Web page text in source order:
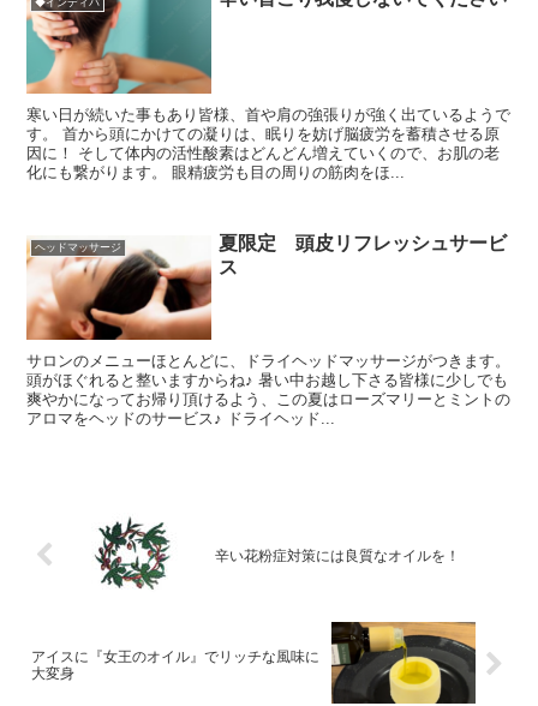
寒い日が続いた事もあり皆様、首や肩の強張りが強く出ているようで
す。 首から頭にかけての凝りは、眠りを妨げ脳疲労を蓄積させる原
因に！ そして体内の活性酸素はどんどん増えていくので、お肌の老
化にも繋がります。 眼精疲労も目の周りの筋肉をほ...
ヘッドマッサージ
夏限定 頭皮リフレッシュサービ
ス
サロンのメニューほとんどに、ドライヘッドマッサージがつきます。
頭がほぐれると整いますからね♪ 暑い中お越し下さる皆様に少しでも
爽やかになってお帰り頂けるよう、この夏はローズマリーとミントの
アロマをヘッドのサービス♪ ドライヘッド...
辛い花粉症対策には良質なオイルを！
アイスに『女王のオイル』でリッチな風味に
大変身